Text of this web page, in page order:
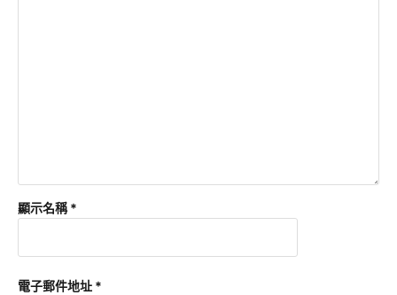
顯示名稱*
電子郵件地址 *